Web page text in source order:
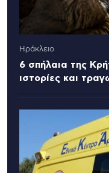
Ηράκλειο
6 σπήλαια της
ιστορίες και